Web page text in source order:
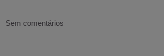
Sem comentários